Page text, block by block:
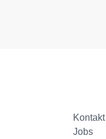
Kontakt
Jobs